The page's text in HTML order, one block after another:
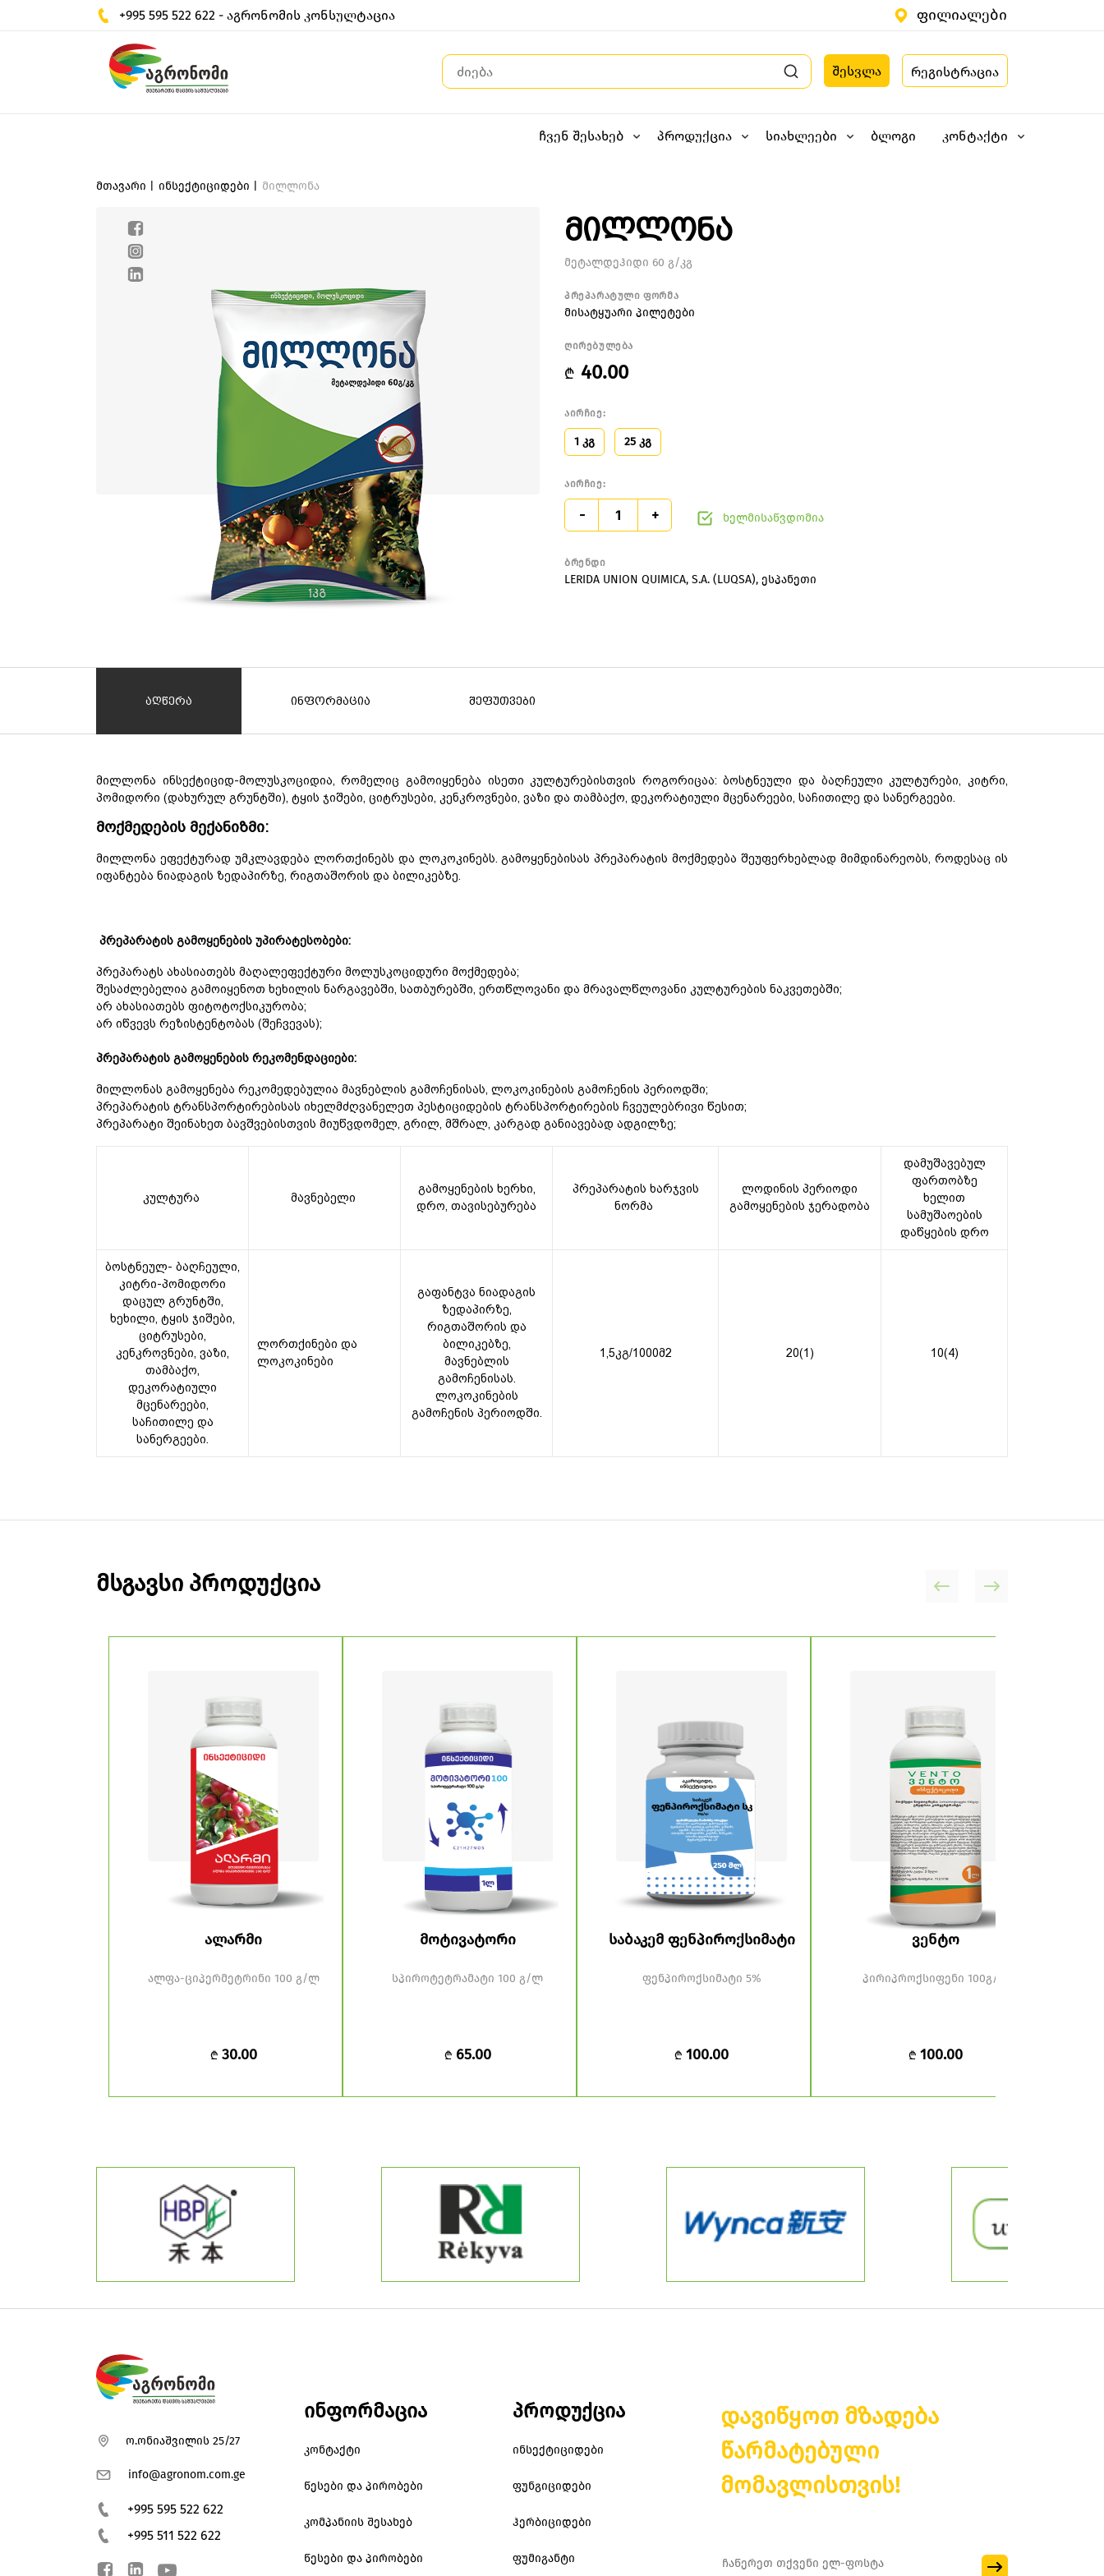
+995 595 522 622 - აგრონომის კონსულტაცია ფილიალები
შესვლა რეგისტრაცია
ჩვენ შესახებ პროდუქცია სიახლეები ბლოგი კონტაქტი
მთავარი | ინსექტიციდები | მილლონა
მილლონა
მეტალდეჰიდი 60 გ/კგ
პრეპარატული ფორმა
მისატყუარი პილეტები
ღირებულება
₾ 40.00
აირჩიე:
1 კგ 25 კგ
აირჩიე:
- + ხელმისაწვდომია
ბრენდი
LERIDA UNION QUIMICA, S.A. (LUQSA), ესპანეთი
აღწერა ინფორმაცია შეფუთვები
მილლონა ინსექტიციდ-მოლუსკოციდია, რომელიც გამოიყენება ისეთი კულტურებისთვის როგორიცაა: ბოსტნეული და ბაღჩეული კულტურები, კიტრი,
პომიდორი (დახურულ გრუნტში), ტყის ჯიშები, ციტრუსები, კენკროვნები, ვაზი და თამბაქო, დეკორატიული მცენარეები, საჩითილე და სანერგეები.
მოქმედების მექანიზმი:
მილლონა ეფექტურად უმკლავდება ლორთქინებს და ლოკოკინებს. გამოყენებისას პრეპარატის მოქმედება შეუფერხებლად მიმდინარეობს, როდესაც ის
იფანტება ნიადაგის ზედაპირზე, რიგთაშორის და ბილიკებზე.
პრეპარატის გამოყენების უპირატესობები:
პრეპარატს ახასიათებს მაღალეფექტური მოლუსკოციდური მოქმედება;
შესაძლებელია გამოიყენოთ ხეხილის ნარგავებში, სათბურებში, ერთწლოვანი და მრავალწლოვანი კულტურების ნაკვეთებში;
არ ახასიათებს ფიტოტოქსიკურობა;
არ იწვევს რეზისტენტობას (შეჩვევას);
პრეპარატის გამოყენების რეკომენდაციები:
მილლონას გამოყენება რეკომედებულია მავნებლის გამოჩენისას, ლოკოკინების გამოჩენის პერიოდში;
პრეპარატის ტრანსპორტირებისას იხელმძღვანელეთ პესტიციდების ტრანსპორტირების ჩვეულებრივი წესით;
პრეპარატი შეინახეთ ბავშვებისთვის მიუწვდომელ, გრილ, მშრალ, კარგად განიავებად ადგილზე;
კულტურა მავნებელი
გამოყენების ხერხი,
დრო, თავისებურება
პრეპარატის ხარჯვის
ნორმა
ლოდინის პერიოდი
გამოყენების ჯერადობა
დამუშავებულ
ფართობზე
ხელით
სამუშაოების
დაწყების დრო
ბოსტნეულ- ბაღჩეული,
კიტრი-პომიდორი
დაცულ გრუნტში,
ხეხილი, ტყის ჯიშები,
ციტრუსები,
კენკროვნები, ვაზი,
თამბაქო,
დეკორატიული
მცენარეები,
საჩითილე და
სანერგეები.
ლორთქინები და
ლოკოკინები
გაფანტვა ნიადაგის
ზედაპირზე,
რიგთაშორის და
ბილიკებზე,
მავნებლის
გამოჩენისას.
ლოკოკინების
გამოჩენის პერიოდში.
1,5კგ/1000მ2 20(1) 10(4)
მსგავსი პროდუქცია
ალარმი
ალფა-ციპერმეტრინი 100 გ/ლ
₾ 30.00
მოტივატორი
სპიროტეტრამატი 100 გ/ლ
₾ 65.00
საბაკემ ფენპიროქსიმატი
ფენპიროქსიმატი 5%
₾ 100.00
ვენტო
პირიპროქსიფენი 100გ/ლ
₾ 100.00
ო.ონიაშვილის 25/27
info@agronom.com.ge
+995 595 522 622
+995 511 522 622
ინფორმაცია
კონტაქტი
წესები და პირობები
კომპანიის შესახებ
წესები და პირობები
პროდუქცია
ინსექტიციდები
ფუნგიციდები
ჰერბიციდები
ფუმიგანტი
დავიწყოთ მზადება
წარმატებული
მომავლისთვის!